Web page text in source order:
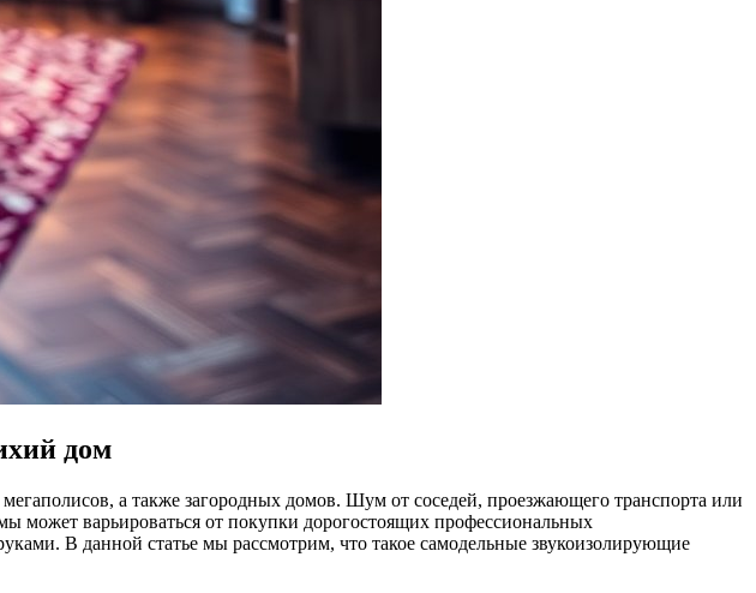
дом
а также загородных домов. Шум от соседей, проезжающего транспорта или
может варьироваться от покупки дорогостоящих профессиональных
В данной статье мы рассмотрим, что такое самодельные звукоизолирующие